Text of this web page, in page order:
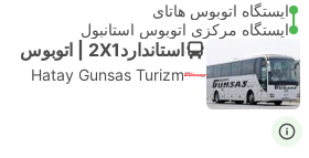
ایستگاه اتوبوس هاتای
ایستگاه مرکزی اتوبوس استانبول
استاندارد2X1 | اتوبوس
Hatay Gunsas Turizm